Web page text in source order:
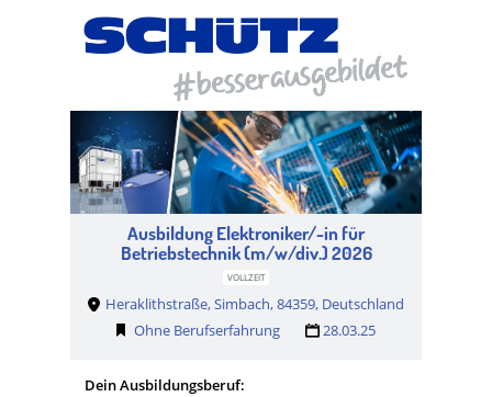
Ausbildung Elektroniker/-in für
Betriebstechnik (m/w/div.) 2026
VOLLZEIT
Heraklithstraße, Simbach, 84359, Deutschland
Ohne Berufserfahrung
28.03.25
Dein Ausbildungsberuf: